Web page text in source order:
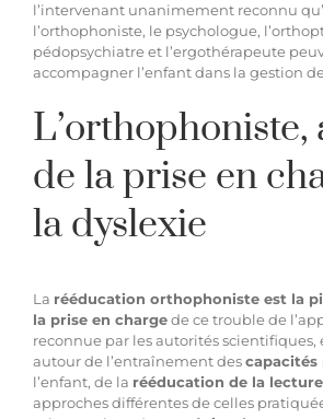
Facebook
Contact WhatsApp
l’intervenant unanimement reconnu
l’orthophoniste, le psychologue,
pédopsychiatre et l’ergothérapeute
accompagner l’enfant dans la gestion
de la prise en
la dyslexie
La rééducation orthophoniste est la
la prise en chargede ce trouble de
reconnue par les autorités scientifiques,
autour de l’entraînement descapacités
l’enfant, de la rééducation de la lecture
approches différentes de celles